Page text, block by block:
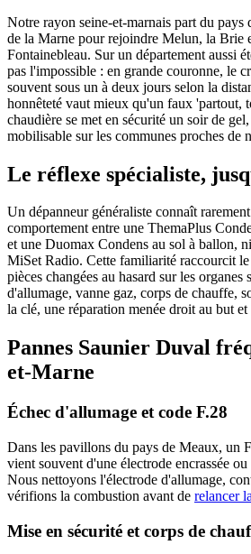
Notre rayon seine-et-marnais part du pays
de la Marne pour rejoindre Melun, la Brie
Fontainebleau. Sur un département aussi
pas l'impossible : en grande couronne, le
souvent sous un à deux jours selon la
honnêteté vaut mieux qu'un faux 'partout,
chaudière se met en sécurité un soir de
mobilisable sur les communes proches de
Le réflexe spécialiste,
Un dépanneur généraliste connaît
comportement entre une ThemaPlus
et une Duomax Condens au sol à ballon,
MiSet Radio. Cette familiarité raccourcit
pièces changées au hasard sur les organes
d'allumage, vanne gaz, corps de chauffe,
la clé, une réparation menée droit au but
Pannes Saunier Duval
et-Marne
Échec d'allumage et code F.28
Dans les pavillons du pays de Meaux, un
vient souvent d'une électrode encrassée
Nous nettoyons l'électrode d'allumage,
vérifions la combustion avant de relancer
Mise en sécurité et corps de